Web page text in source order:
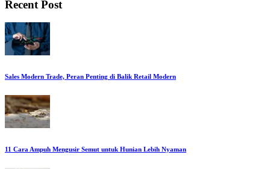
Recent Post
Sales Modern Trade, Peran Penting di Balik Retail Modern
11 Cara Ampuh Mengusir Semut untuk Hunian Lebih Nyaman